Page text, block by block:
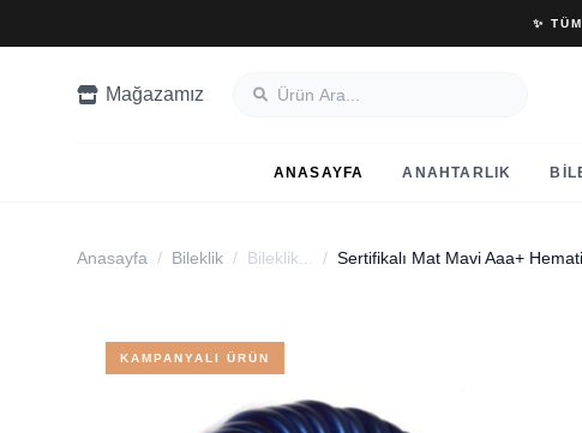
✨
Mağazamız
ANASAYFA ANAHTARLIK
Anasayfa / Bileklik / Bileklik... / Sertifikalı Mat Mavi Aaa+
KAMPANYALI ÜRÜN